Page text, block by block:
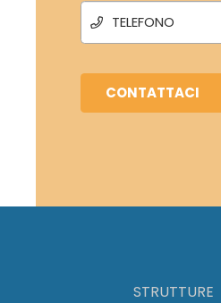
TELEFONO
CONTATTACI
lasciatoSTRUTTURE